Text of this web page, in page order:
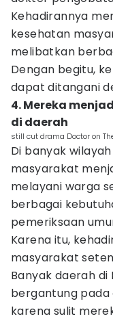
Kehadirannya
kesehatan
melibatkan
Dengan begitu,
dapat ditangani
4. Mereka
di daerah
still cut drama Doctor on
Di banyak
masyarakat
melayani warga
berbagai
pemeriksaan
Karena itu,
masyarakat
Banyak daerah di
bergantung
karena sulit